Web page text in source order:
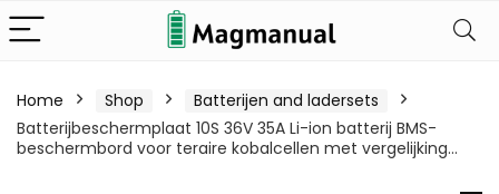
Home Shop
Batterijen and ladersets
Batterijbeschermplaat 10S 36V 35A Li-ion batterij BMS-
beschermbord voor teraire kobalcellen met vergelijking…